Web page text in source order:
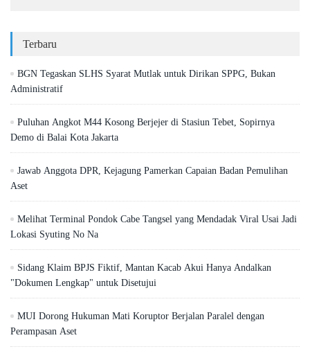
Terbaru
BGN Tegaskan SLHS Syarat Mutlak untuk Dirikan SPPG, Bukan
Administratif
Puluhan Angkot M44 Kosong Berjejer di Stasiun Tebet, Sopirnya
Demo di Balai Kota Jakarta
Jawab Anggota DPR, Kejagung Pamerkan Capaian Badan Pemulihan
Aset
Melihat Terminal Pondok Cabe Tangsel yang Mendadak Viral Usai Jadi
Lokasi Syuting No Na
Sidang Klaim BPJS Fiktif, Mantan Kacab Akui Hanya Andalkan
"Dokumen Lengkap" untuk Disetujui
MUI Dorong Hukuman Mati Koruptor Berjalan Paralel dengan
Perampasan Aset